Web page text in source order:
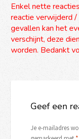
Enkel nette
reactie verwijderd
gevallen kan het
verschijnt, deze
worden. Bedankt
Geef een
Je e-mailadres